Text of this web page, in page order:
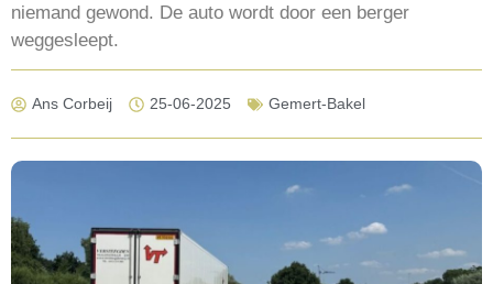
niemand gewond. De auto wordt door een berger
weggesleept.
Ans Corbeij 25-06-2025 Gemert-Bakel